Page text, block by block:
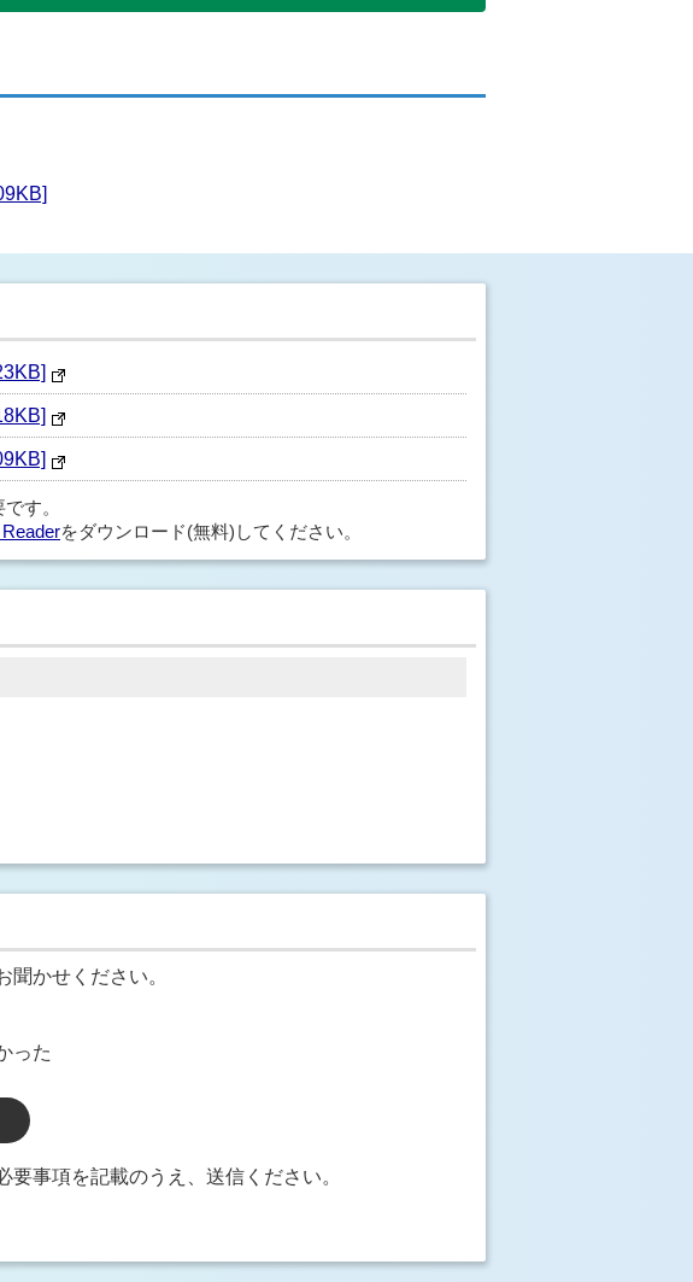
す。
をダウンロード(無料)してください。
かせください。
った
事項を記載のうえ、送信ください。